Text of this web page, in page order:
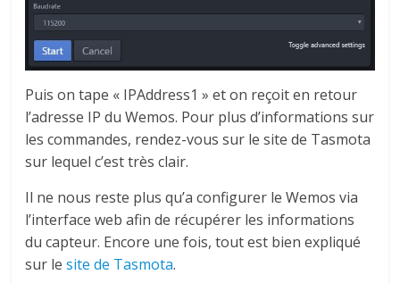
Puis on tape « IPAddress1 » et on reçoit en retour
l’adresse IP du Wemos. Pour plus d’informations sur
les commandes, rendez-vous sur le site de Tasmota
sur lequel c’est très clair.
Il ne nous reste plus qu’a configurer le Wemos via
l’interface web afin de récupérer les informations
du capteur. Encore une fois, tout est bien expliqué
sur lesite de Tasmota.